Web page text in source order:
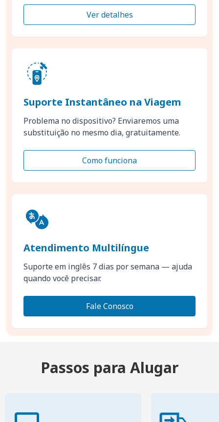
Ver detalhes
Suporte Instantâneo na Viagem
Problema no dispositivo? Enviaremos uma
substituição no mesmo dia, gratuitamente.
Como funciona
Atendimento Multilíngue
Suporte em inglês 7 dias por semana — ajuda
quando você precisar.
Fale Conosco
Passos para Alugar